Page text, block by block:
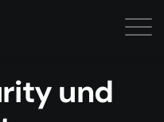
und